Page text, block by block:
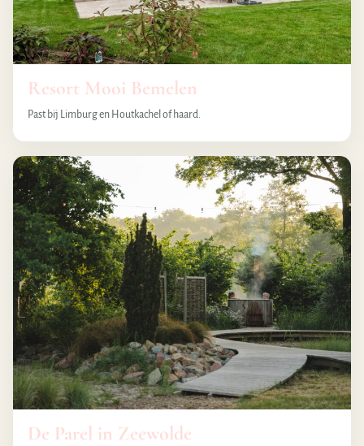
Resort Mooi Bemelen
Past bij Limburg en Houtkachel of haard.
De Parel in Zeewolde